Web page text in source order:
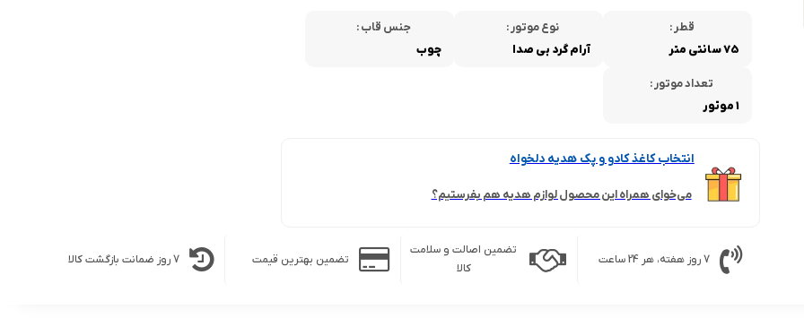
قطر :
75 سانتی متر
نوع موتور :
آرام گرد بی صدا
جنس قاب :
چوب
تعداد موتور :
1 موتور
انتخاب کاغذ کادو و پک هدیه دلخواه
می‌خوای همراه این محصول لوازم هدیه هم بفرستیم؟
7 روز هفته، هر 24 ساعت
تضمین اصالت و سلامت
کالا
تضمین بهترین قیمت 7 روز ضمانت بازگشت کالا